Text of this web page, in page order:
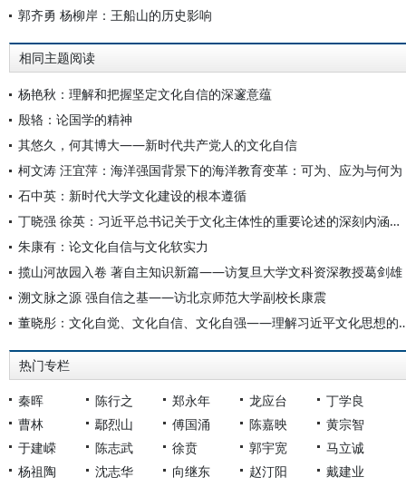
郭齐勇 杨柳岸：王船山的历史影响
相同主题阅读
杨艳秋：理解和把握坚定文化自信的深邃意蕴
殷辂：论国学的精神
其悠久，何其博大——新时代共产党人的文化自信
柯文涛 汪宜萍：海洋强国背景下的海洋教育变革：可为、应为与何为
石中英：新时代大学文化建设的根本遵循
丁晓强 徐英：习近平总书记关于文化主体性的重要论述的深刻内涵与原创性贡献
朱康有：论文化自信与文化软实力
揽山河故园入卷 著自主知识新篇——访复旦大学文科资深教授葛剑雄
溯文脉之源 强自信之基——访北京师范大学副校长康震
董晓彤：文化自觉、文化自信
热门专栏
秦晖 陈行之 郑永年 龙应台
丁学良
曹林
鄢烈山 傅国涌 陈嘉映
黄宗智
于建嵘
陈志武 徐贲 郭宇宽
马立诚
杨祖陶
沈志华 向继东 赵汀阳
戴建业